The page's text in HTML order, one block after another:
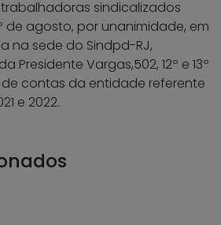
sindicalizados
de agosto, por unanimidade, em
na sede do Sindpd-RJ,
Presidente Vargas,502, 12º e 13º
contas da entidade referente
e 2022.